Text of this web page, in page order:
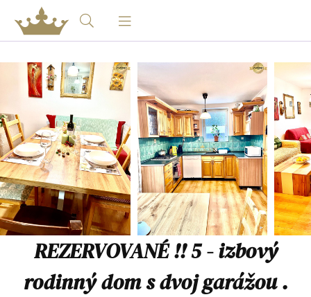
REZERVOVANÉ !! 5 - izbový
rodinný dom s dvoj garážou .